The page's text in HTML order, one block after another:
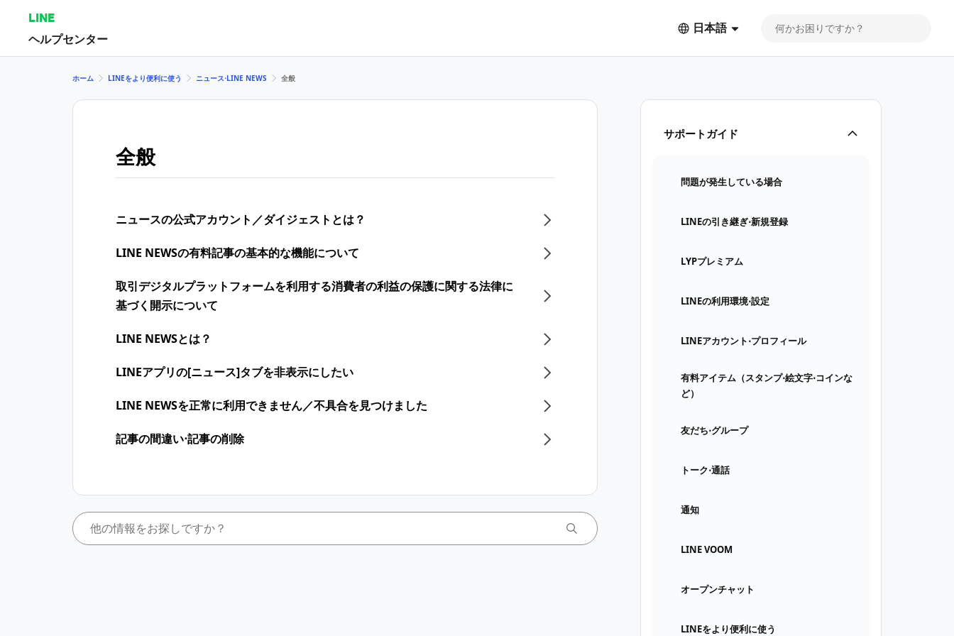
LINE
ヘルプセンター
日本語
サポートガイド
問題が発生している場合
LINEの引き継ぎ⋅新規登録
LYPプレミアム
LINEの利用環境⋅設定
LINEアカウント⋅プロフィール
有料アイテム（スタンプ⋅絵文字⋅コインな
ど）
友だち⋅グループ
トーク⋅通話
通知
LINE VOOM
オープンチャット
LINEをより便利に使う
ホーム LINEをより便利に使う ニュース⋅LINE NEWS 全般
全般
ニュースの公式アカウント／ダイジェストとは？
LINE NEWSの有料記事の基本的な機能について
取引デジタルプラットフォームを利用する消費者の利益の保護に関する法律に
基づく開示について
LINE NEWSとは？
LINEアプリの[ニュース]タブを非表示にしたい
LINE NEWSを正常に利用できません／不具合を見つけました
記事の間違い⋅記事の削除